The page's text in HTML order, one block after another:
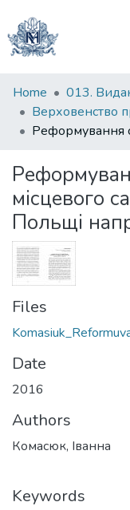
Communities
&
Collections
Statistics
Home 013.
місцевого
Польщі
Files
Date
2016
Authors
Комасюк, Іванна
Keywords